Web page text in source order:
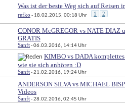
Was ist der beste Weg sich auf
refko - 18.02.2015, 00:18 Uhr 1 2
CONOR McGREGOR vs NATE DIAZ
GRATIS
Sanft - 06.03.2016, 14:14 Uhr
KIMBO vs DADA
wie sie sich anhören :D
Sanft - 21.02.2016, 19:24 Uhr
ANDERSON SILVA vs MICHAEL
Videos
Sanft - 28.02.2016, 02:45 Uhr